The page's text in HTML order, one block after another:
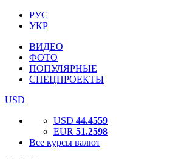
РУС
УКР
ВИДЕО
ФОТО
ПОПУЛЯРНЫЕ
СПЕЦПРОЕКТЫ
USD
USD 44.4559
EUR 51.2598
Все курсы валют